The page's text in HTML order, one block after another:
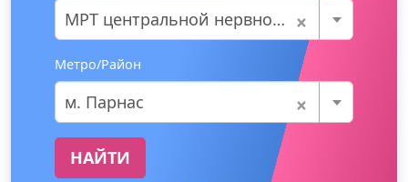
×
МРТ центральной нервной системы
Метро/Район
×
м. Парнас
НАЙТИ